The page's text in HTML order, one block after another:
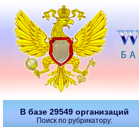
В базе 29549 организаций
Поиск по рубрикатору: